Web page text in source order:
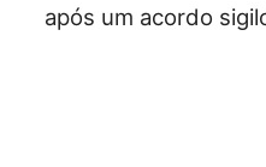
após um acordo